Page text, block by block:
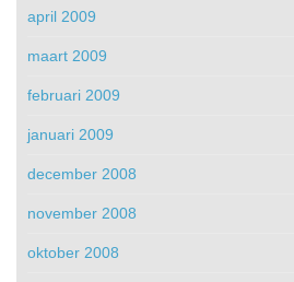
april 2009
maart 2009
februari 2009
januari 2009
december 2008
november 2008
oktober 2008